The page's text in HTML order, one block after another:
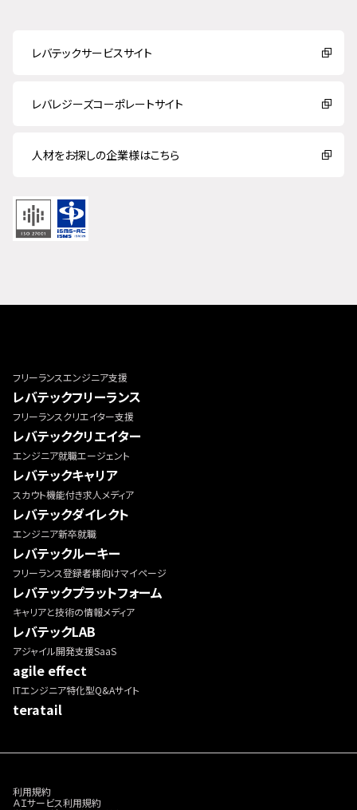
レバテックサービスサイト
レバレジーズコーポレートサイト
人材をお探しの企業様はこちら
フリーランスエンジニア支援
レバテックフリーランス
フリーランスクリエイター支援
レバテッククリエイター
エンジニア就職エージェント
レバテックキャリア
スカウト機能付き求人メディア
レバテックダイレクト
エンジニア新卒就職
レバテックルーキー
フリーランス登録者様向けマイページ
レバテックプラットフォーム
キャリアと技術の情報メディア
レバテックLAB
アジャイル開発支援SaaS
agile effect
ITエンジニア特化型Q&Aサイト
teratail
利用規約
ＡＩサービス利用規約